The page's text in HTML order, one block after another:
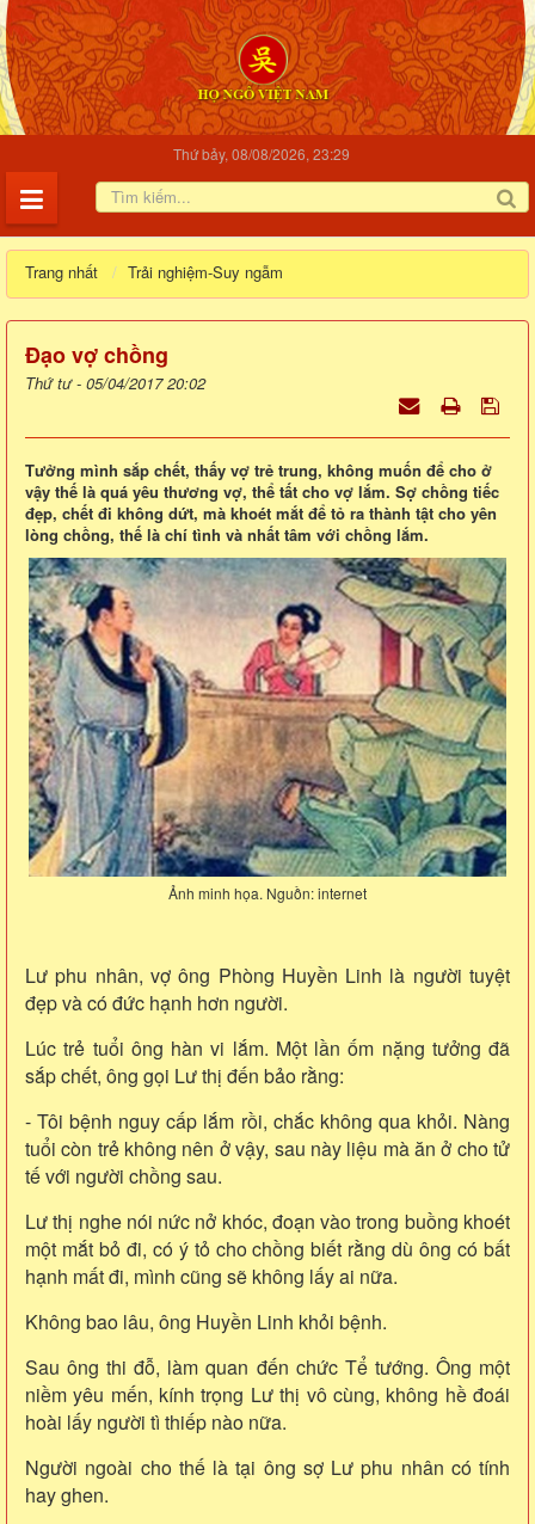
Thứ bảy, 08/08/2026, 23:29
Trang nhất Trải nghiệm-Suy ngẫm
Đạo vợ chồng
Thứ tư - 05/04/2017 20:02
Tưởng mình sắp chết, thấy vợ trẻ trung, không muốn để cho ở
vậy thế là quá yêu thương vợ, thể tất cho vợ lắm. Sợ chồng tiếc
đẹp, chết đi không dứt, mà khoét mắt để tỏ ra thành tật cho yên
lòng chồng, thế là chí tình và nhất tâm với chồng lắm.
Ảnh minh họa. Nguồn: internet
Lư phu nhân, vợ ông Phòng Huyền Linh là người tuyệt
đẹp và có đức hạnh hơn người.
Lúc trẻ tuổi ông hàn vi lắm. Một lần ốm nặng tưởng đã
sắp chết, ông gọi Lư thị đến bảo rằng:
- Tôi bệnh nguy cấp lắm rồi, chắc không qua khỏi. Nàng
tuổi còn trẻ không nên ở vậy, sau này liệu mà ăn ở cho tử
tế với người chồng sau.
Lư thị nghe nói nức nở khóc, đoạn vào trong buồng khoét
một mắt bỏ đi, có ý tỏ cho chồng biết rằng dù ông có bất
hạnh mất đi, mình cũng sẽ không lấy ai nữa.
Không bao lâu, ông Huyền Linh khỏi bệnh.
Sau ông thi đỗ, làm quan đến chức Tể tướng. Ông một
niềm yêu mến, kính trọng Lư thị vô cùng, không hề đoái
hoài lấy người tì thiếp nào nữa.
Người ngoài cho thế là tại ông sợ Lư phu nhân có tính
hay ghen.